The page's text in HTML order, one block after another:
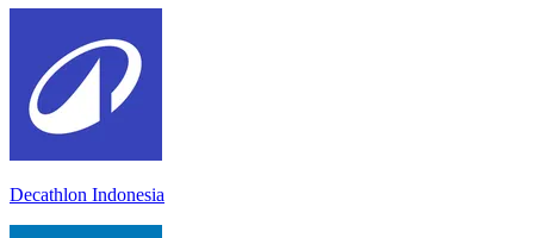
Decathlon Indonesia